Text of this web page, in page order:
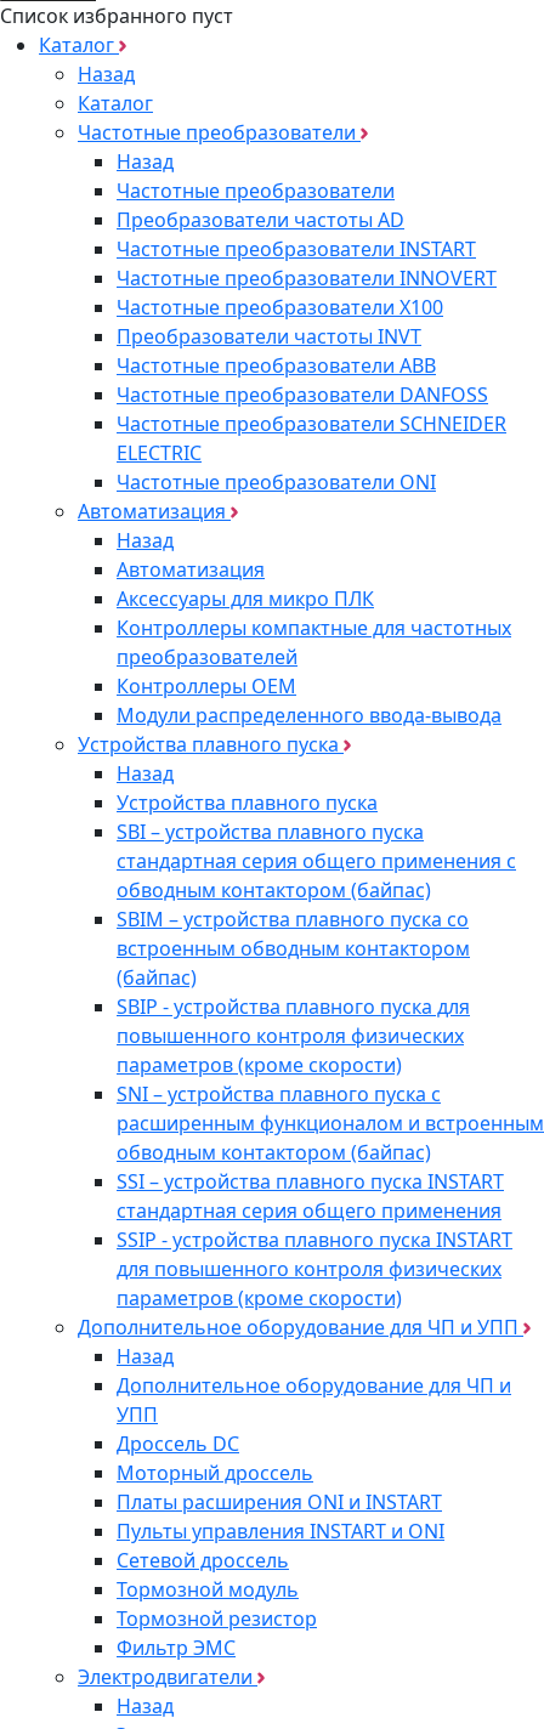
Список избранного пуст
Каталог
Назад
Каталог
Частотные преобразователи
Назад
Частотные преобразователи
Преобразователи частоты AD
Частотные преобразователи INSTART
Частотные преобразователи INNOVERT
Частотные преобразователи Х100
Преобразователи частоты INVT
Частотные преобразователи ABB
Частотные преобразователи DANFOSS
Частотные преобразователи SCHNEIDER
ELECTRIC
Частотные преобразователи ONI
Автоматизация
Назад
Автоматизация
Аксессуары для микро ПЛК
Контроллеры компактные для частотных
преобразователей
Контроллеры ОЕМ
Модули распределенного ввода-вывода
Устройства плавного пуска
Назад
Устройства плавного пуска
SBI – устройства плавного пуска
стандартная серия общего применения с
обводным контактором (байпас)
SBIM – устройства плавного пуска со
встроенным обводным контактором
(байпас)
SBIP - устройства плавного пуска для
повышенного контроля физических
параметров (кроме скорости)
SNI – устройства плавного пуска с
расширенным функционалом и встроенным
обводным контактором (байпас)
SSI – устройства плавного пуска INSTART
стандартная серия общего применения
SSIP - устройства плавного пуска INSTART
для повышенного контроля физических
параметров (кроме скорости)
Дополнительное оборудование для ЧП и УПП
Назад
Дополнительное оборудование для ЧП и
УПП
Дроссель DC
Моторный дроссель
Платы расширения ONI и INSTART
Пульты управления INSTART и ONI
Сетевой дроссель
Тормозной модуль
Тормозной резистор
Фильтр ЭМС
Электродвигатели
Назад